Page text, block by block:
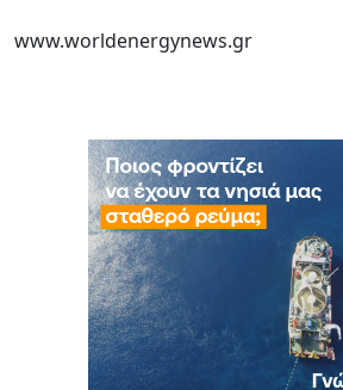
www.worldenergynews.gr